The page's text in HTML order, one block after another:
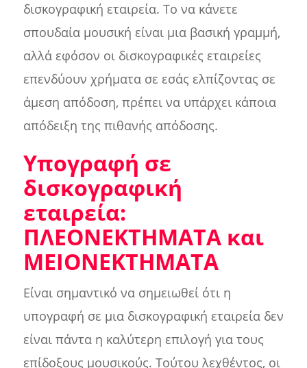
δισκογραφική εταιρεία. Το να κάνετε
σπουδαία μουσική είναι μια βασική γραμμή,
αλλά εφόσον οι δισκογραφικές εταιρείες
επενδύουν χρήματα σε εσάς ελπίζοντας σε
άμεση απόδοση, πρέπει να υπάρχει κάποια
απόδειξη της πιθανής απόδοσης.
Υπογραφή σε
δισκογραφική
εταιρεία:
ΠΛΕΟΝΕΚΤΗΜΑΤΑ και
ΜΕΙΟΝΕΚΤΗΜΑΤΑ
Είναι σημαντικό να σημειωθεί ότι η
υπογραφή σε μια δισκογραφική εταιρεία δεν
είναι πάντα η καλύτερη επιλογή για τους
επίδοξους μουσικούς. Τούτου λεχθέντος, οι